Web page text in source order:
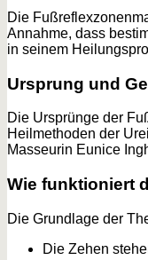
Die
Annahme, dass
in seinem
Ursprung und
Die Ursprünge der
Heilmethoden der
Masseurin Eunice
Wie funktioniert
Die Grundlage der
Die Zehen